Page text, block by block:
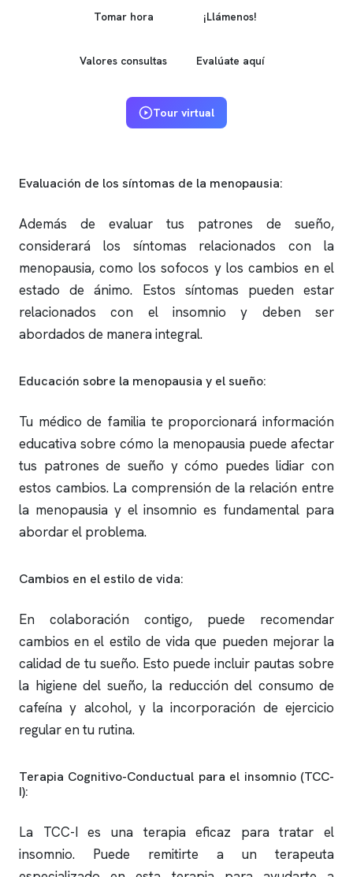
Tomar hora ¡Llámenos!
Valores consultas Evalúate aquí
Tour virtual
Evaluación de los síntomas de la menopausia:
Además de evaluar tus patrones de sueño,
considerará los síntomas relacionados con la
menopausia, como los sofocos y los cambios en el
estado de ánimo. Estos síntomas pueden estar
relacionados con el insomnio y deben ser
abordados de manera integral.
Educación sobre la menopausia y el sueño:
Tu médico de familia te proporcionará información
educativa sobre cómo la menopausia puede afectar
tus patrones de sueño y cómo puedes lidiar con
estos cambios. La comprensión de la relación entre
la menopausia y elinsomnio es fundamental para
abordar el problema.
Cambios en el estilo de vida:
En colaboración contigo, puede recomendar
cambios en el estilo de vida que pueden mejorar la
calidad de tu sueño. Esto puede incluir pautas sobre
la higiene del sueño, la reducción del consumo de
cafeína y alcohol, y la incorporación de ejercicio
regular en tu rutina.
Terapia Cognitivo-Conductual para el insomnio(TCC-
I):
La TCC-I es una terapia eficaz para tratar el
insomnio. Puede remitirte a un terapeuta